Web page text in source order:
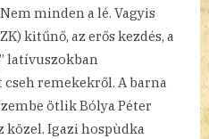
minden a lé. Vagyis
kitűnő, az erős kezdés, a
latívuszokban
remekekről. A barna
ötlik Bólya Péter
Igazi hospùdka